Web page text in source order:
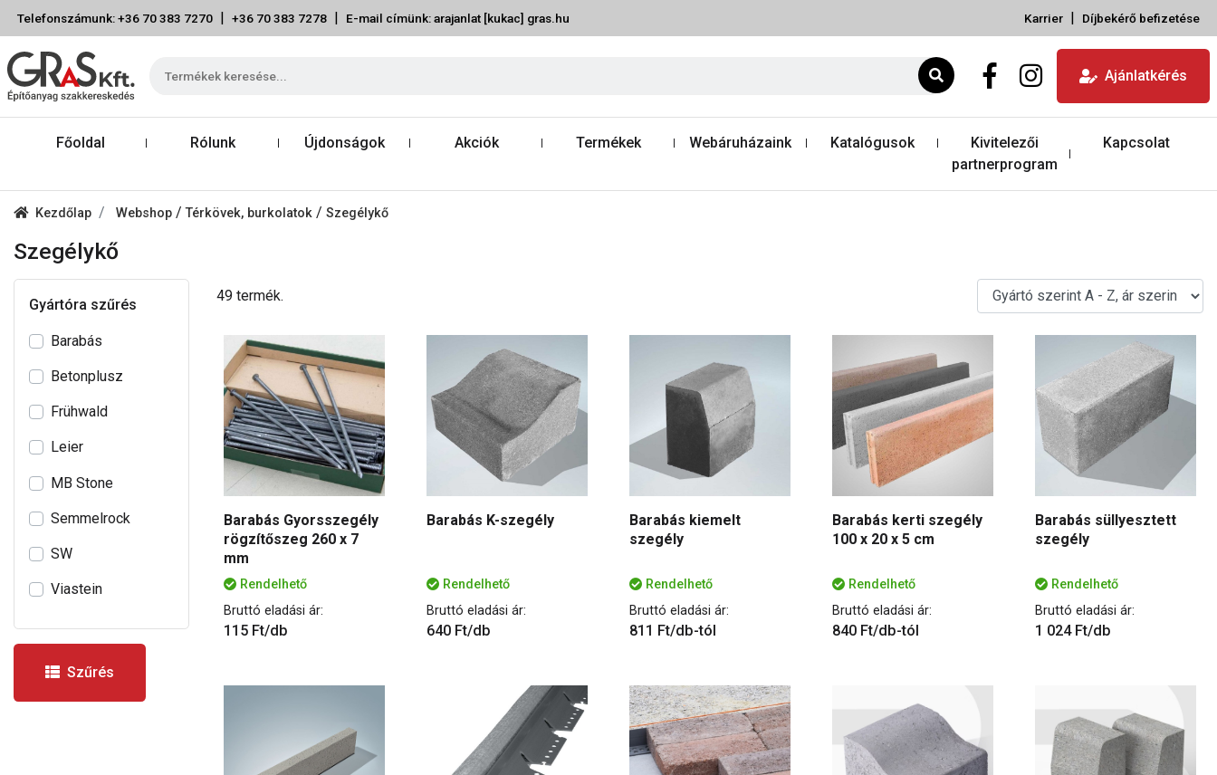
Telefonszámunk: +36 70 383 7270 | +36 70 383 7278 | E-mail címünk: arajanlat [kukac] gras.hu Karrier | Díjbekérő befizetése
Ajánlatkérés
Főoldal Rólunk Újdonságok Akciók Termékek Webáruházaink Katalógusok
Kivitelezői
partnerprogram
Kapcsolat
Kezdőlap Webshop /Térkövek, burkolatok / Szegélykő
Szegélykő
Gyártóra szűrés
Barabás
Betonplusz
Frühwald
Leier
MB Stone
Semmelrock
SW
Viastein
Szűrés
49 termék.
Barabás Gyorsszegély
rögzítőszeg 260 x 7
mm
Rendelhető
Bruttó eladási ár:
115 Ft/db
Barabás K-szegély
Rendelhető
Bruttó eladási ár:
640 Ft/db
Barabás kiemelt
szegély
Rendelhető
Bruttó eladási ár:
811 Ft/db-tól
Barabás kerti szegély
100 x 20 x 5 cm
Rendelhető
Bruttó eladási ár:
840 Ft/db-tól
Barabás süllyesztett
szegély
Rendelhető
Bruttó eladási ár:
1 024 Ft/db